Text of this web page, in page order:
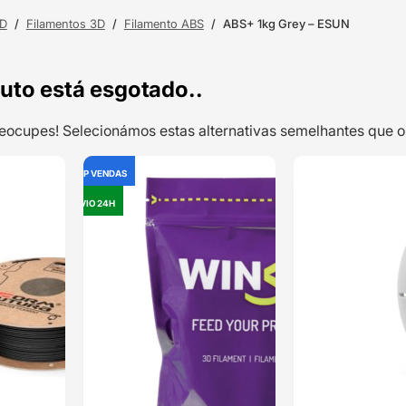
/ Filamentos 3D / Filamento ABS / ABS+ 1kg Grey – ESUN
está esgotado..
Selecionámos estas alternativas semelhantes que
(mais
>65% ao
impacto que o
ABS normal ) –
FORMFUTURA
Classificado
com5.00
em 5 com
base em
de cliente
28,43
OUTLET
TOP VENDAS
ENVIO 24H ENVIO 24H